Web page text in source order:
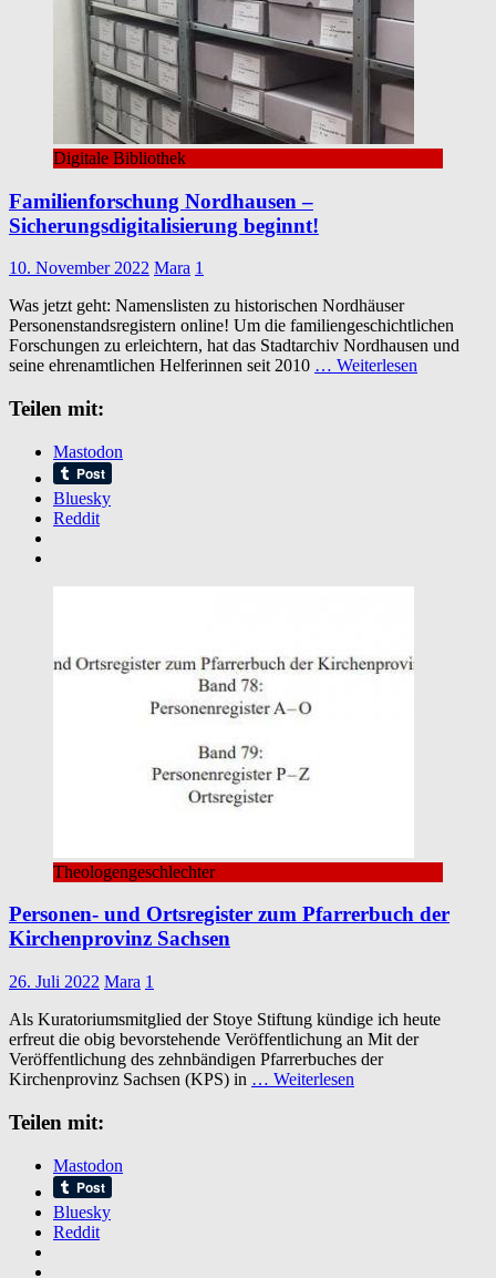
Digitale Bibliothek
Familienforschung Nordhausen –
Sicherungsdigitalisierung beginnt!
10. November 2022 Mara 1
Was jetzt geht: Namenslisten zu historischen Nordhäuser
Personenstandsregistern online! Um die familiengeschichtlichen
Forschungen zu erleichtern, hat das Stadtarchiv Nordhausen und
seine ehrenamtlichen Helferinnen seit 2010 … Weiterlesen
Teilen mit:
Mastodon
Bluesky
Reddit
Theologengeschlechter
Personen- und Ortsregister zum Pfarrerbuch der
Kirchenprovinz Sachsen
26. Juli 2022 Mara 1
Als Kuratoriumsmitglied der Stoye Stiftung kündige ich heute
erfreut die obig bevorstehende Veröffentlichung an Mit der
Veröffentlichung des zehnbändigen Pfarrerbuches der
Kirchenprovinz Sachsen (KPS) in … Weiterlesen
Teilen mit:
Mastodon
Bluesky
Reddit